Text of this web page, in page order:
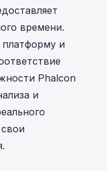
времени.
и
Phalcon
и